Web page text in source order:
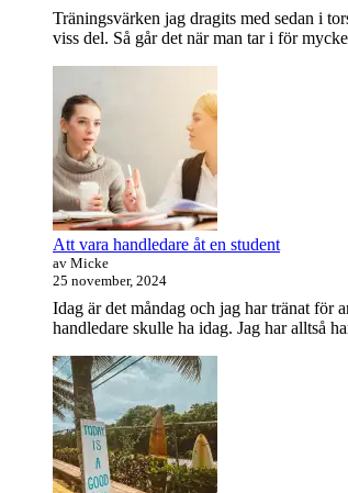
Träningsvärken jag dragits med sedan i
viss del. Så går det när man tar i för
Att vara handledare åt en student
av Micke
25 november, 2024
Idag är det måndag och jag har tränat för
handledare skulle ha idag. Jag har alltså